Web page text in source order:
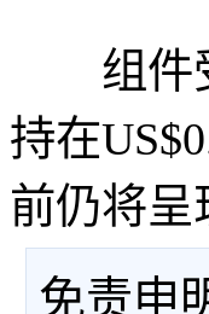
组件受
持在
前仍将
免责申